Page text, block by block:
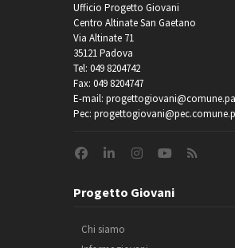
Ufficio Progetto Giovani
Centro Altinate San Gaetano
Via Altinate 71
35121 Padova
Tel: 049 8204742
Fax: 049 8204747
E-mail:
Pec:
Progetto Giovani
Chi siamo